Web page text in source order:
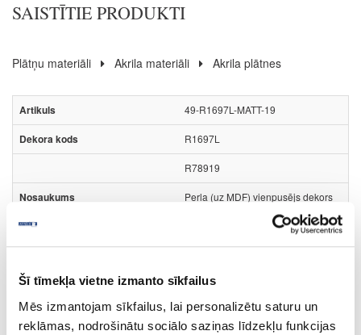
Šī tīmekļa vietne izmanto sīkfailus
Mēs izmantojam sīkfailus, lai personalizētu saturu un
reklāmas, nodrošinātu sociālo saziņas līdzekļu funkcijas
SAISTĪTIE PRODUKTI
Plātņu materiāli Akrila materiāli Akrila plātnes
49-R1697L-MATT-19
R1697L
R78919
Perla (uz MDF) vienpusējs dekors
ir
2800